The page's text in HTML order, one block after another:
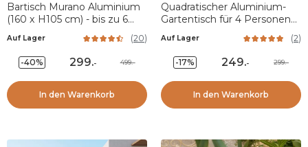
Bartisch Murano Aluminium
(160 x H105 cm) - bis zu 6
Auf Lager (20)
-40% 299.- 499.-
In den Warenkorb
Quadratischer Aluminium-
Gartentisch für 4 Personen
und Holzeffekt
Auf Lager (2)
-17% 249.- 299.-
In den Warenkorb